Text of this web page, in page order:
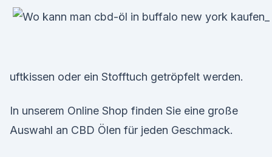
uftkissen oder ein Stofftuch getröpfelt werden.
In unserem Online Shop finden Sie eine große
Auswahl an CBD Ölen für jeden Geschmack.